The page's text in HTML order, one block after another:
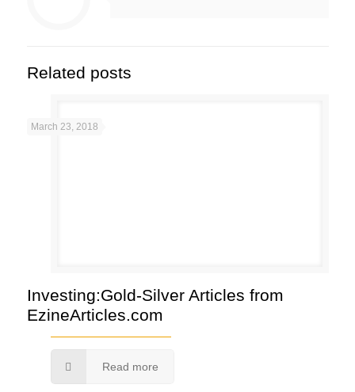
Related posts
March 23, 2018
Investing:Gold-Silver Articles from
EzineArticles.com
Read more